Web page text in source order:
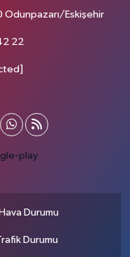
Odunpazarı/Eskişehir
22
Hava Durumu
Durumu